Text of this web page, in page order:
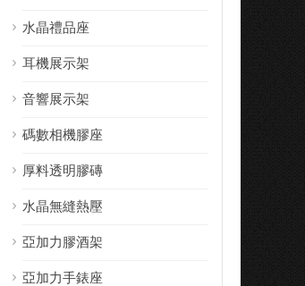
水晶禮品座
耳機展示架
音響展示架
碼數相機膠座
厚料透明膠磚
水晶無縫熱壓
亞加力膠酒架
亞加力手錶座